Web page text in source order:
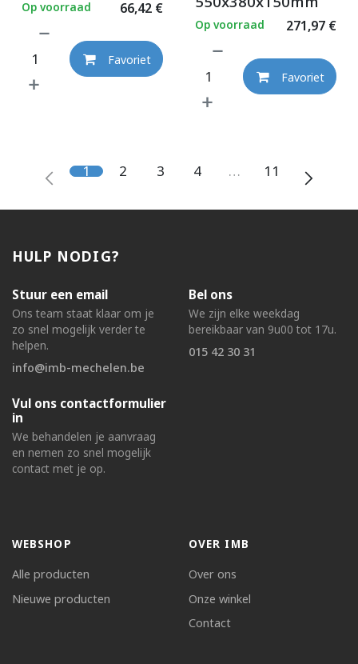
66,42€
Op voorraad
Favoriet
271,97€
Op voorraad
Favoriet
1 2 3 4 … 11
HULP NODIG?
Stuur een email
Ons team staat klaar om je
zo snel mogelijk verder te
helpen.
info@imb-mechelen.be
Bel ons
We zijn elke weekdag
bereikbaar van 9u00 tot 17u.
015 42 30 31
Vul ons contactformulier
in
We behandelen je aanvraag
en nemen zo snel mogelijk
contact met je op.
WEBSHOP
Alle producten
Nieuwe producten
OVER IMB
Over ons
Onze winkel
Contact